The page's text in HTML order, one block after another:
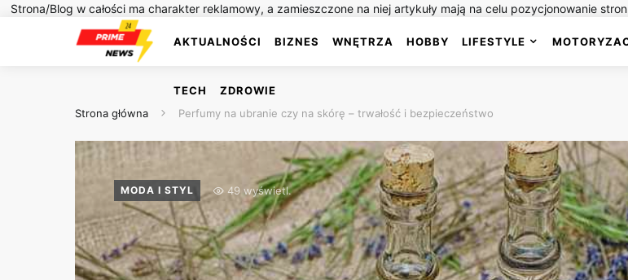
Strona/Blog w całości ma charakter reklamowy, a zamieszczone na niej artykuły mają na celu pozycjonowanie
AKTUALNOŚCI BIZNES WNĘTRZA HOBBY LIFESTYLE
TECH
ZDROWIE
Strona główna
Perfumy na ubranie czy na skórę – trwałość i bezpieczeństwo
MODA I STYL 49 wyświetl.